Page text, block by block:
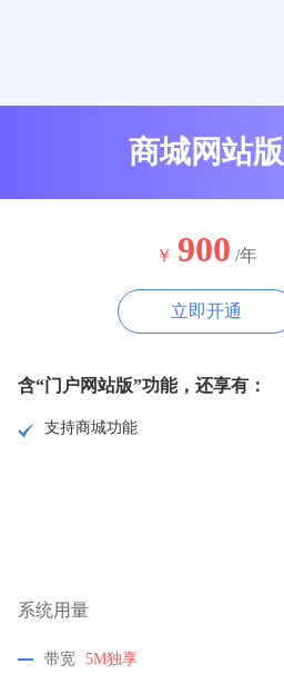
商城网站版
￥ 900 /年
立即开通
含“门户网站版”功能，还享有：
支持商城功能
系统用量
带宽 5M独享